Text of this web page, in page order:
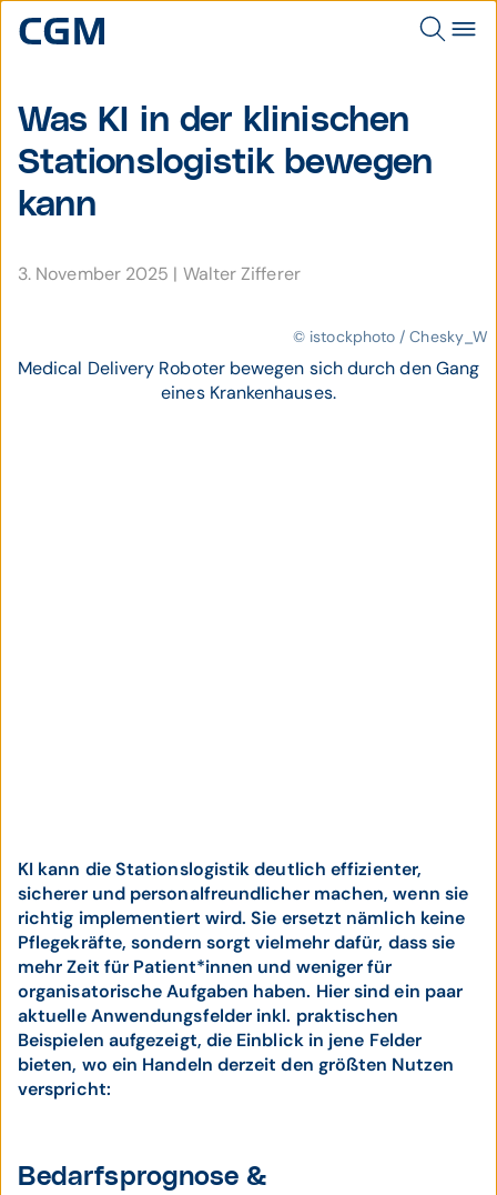
Was KI in der klinischen
Stations­logistik bewegen
kann
3. November 2025 | Walter Zifferer
© istockphoto / Chesky_W
Medical Delivery Roboter bewegen sich durch den Gang
eines Krankenhauses.
KI kann die Stationslogistik deutlich effizienter,
sicherer und personalfreundlicher machen, wenn sie
richtig implementiert wird. Sie ersetzt nämlich keine
Pflegekräfte, sondern sorgt vielmehr dafür, dass sie
mehr Zeit für Patient*innen und weniger für
organisatorische Aufgaben haben. Hier sind ein paar
aktuelle Anwendungsfelder inkl. praktischen
Beispielen aufgezeigt, die Einblick in jene Felder
bieten, wo ein Handeln derzeit den größten Nutzen
verspricht:
Bedarfsprognose &